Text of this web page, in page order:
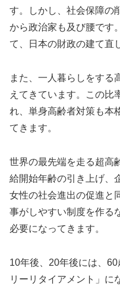
す。しかし、社会保障の
から政治家も及び腰です
て、日本の財政の建て直
また、一人暮らしをする
えてきています。この比
れ、単身高齢者対策も本
てきます。
世界の最先端を走る超高
給開始年齢の引き上げ、
女性の社会進出の促進と
事がしやすい制度を作る
必要になってきます。
10年後、20年後には、
リーリタイアメント」に